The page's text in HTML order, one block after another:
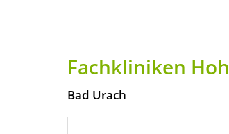
Fachkliniken
Bad Urach